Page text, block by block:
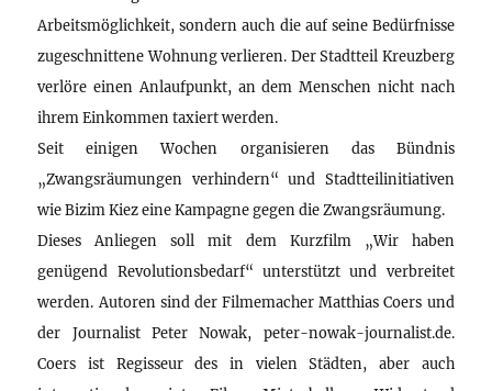
Arbeitsmöglichkeit, sondern auch die auf seine Bedürfnisse
zugeschnittene Wohnung verlieren. Der Stadtteil Kreuzberg
verlöre einen Anlaufpunkt, an dem Menschen nicht nach
ihrem Einkommen taxiert werden.
Seit einigen Wochen organisieren das Bündnis
„Zwangsräumungen verhindern“ und Stadtteilinitiativen
wie Bizim Kiez eine Kampagne gegen die Zwangsräumung.
Dieses Anliegen soll mit dem Kurzfilm „Wir haben
genügend Revolutionsbedarf“ unterstützt und verbreitet
werden. Autoren sind der Filmemacher Matthias Coers und
der Journalist Peter Nowak, peter-nowak-journalist.de.
Coers ist Regisseur des in vielen Städten, aber auch